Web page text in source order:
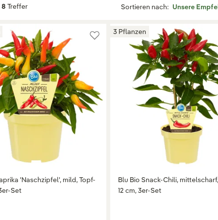
8 Treffer Sortieren nach:
'Naschzipfel', mild, Topf-
Set
3 Pflanzen
Blu Bio Snack-Chili,
12 cm, 3er-Set